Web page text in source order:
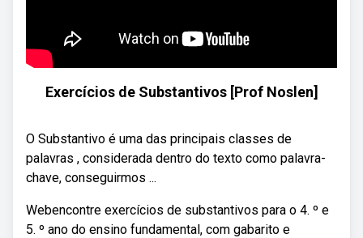
Exercícios de Substantivos [Prof Noslen]
O Substantivo é uma das principais classes de
palavras , considerada dentro do texto como palavra-
chave, conseguirmos ...
Webencontre exercícios de substantivos para o 4. º e
5. º ano do ensino fundamental, com gabarito e